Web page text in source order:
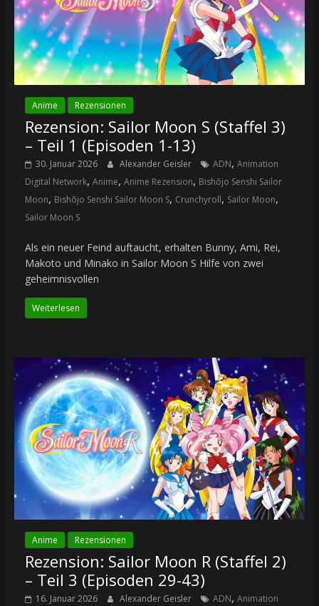
Anime Rezensionen
Rezension: Sailor Moon S (Staffel 3)
– Teil 1 (Episoden 1-13)
30. Januar 2026 Alexander Geisler ADN, Animation
Digital Network, Anime, Anime Rezension, Bishōjo Senshi Sailor
Moon, Bishōjo Senshi Sailor Moon S, Crunchyroll, Sailor Moon,
Sailor Moon S
Als ein neuer Feind auftaucht, erhalten Bunny, Ami, Rei,
Makoto und Minako in Sailor Moon S Hilfe von zwei
geheimnisvollen
Weiterlesen
Anime Rezensionen
Rezension: Sailor Moon R (Staffel 2)
– Teil 3 (Episoden 29-43)
16. Januar 2026 Alexander Geisler ADN, Animation